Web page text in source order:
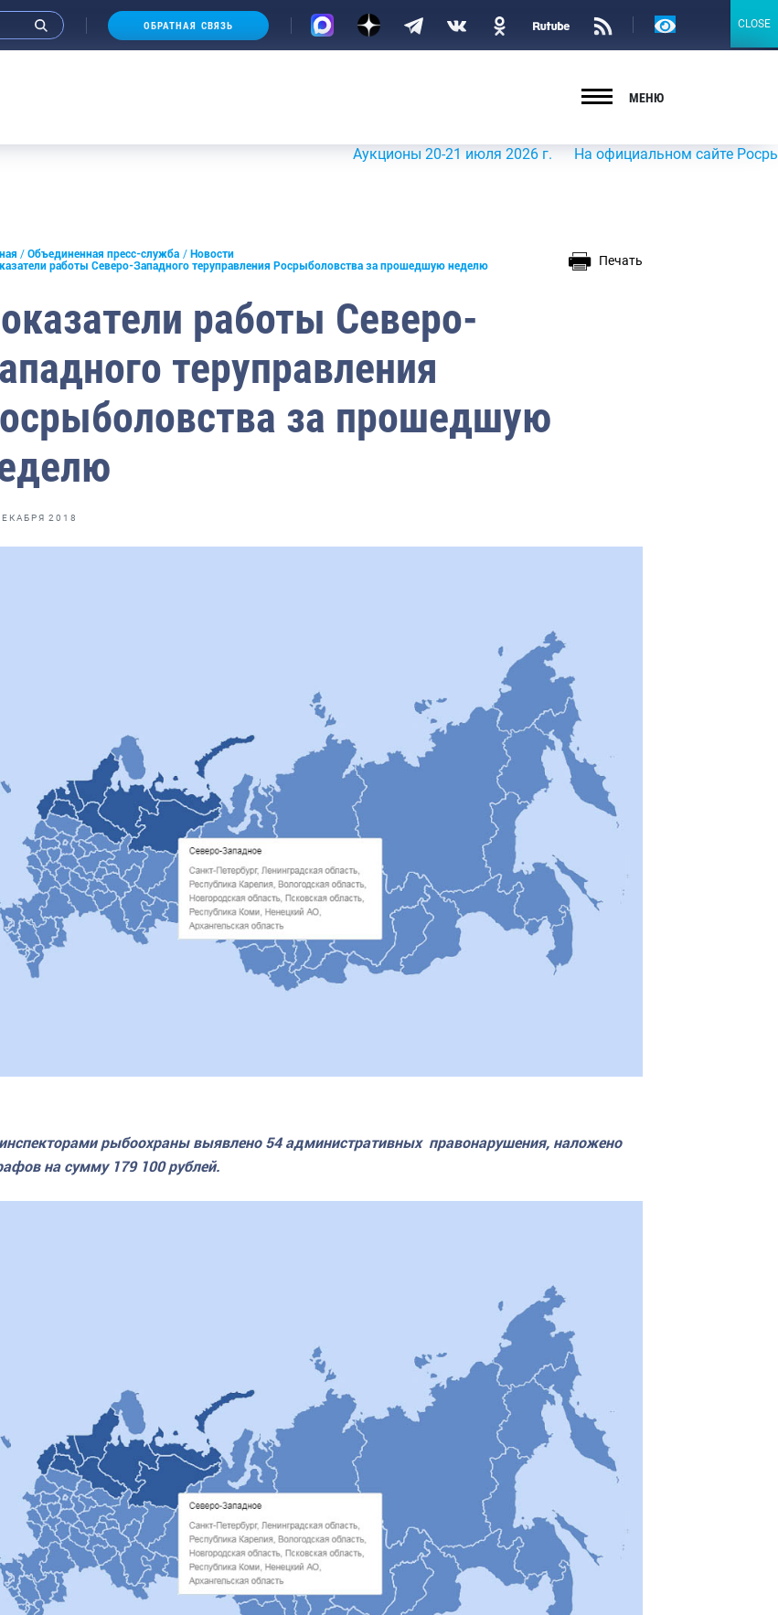
экспедиция
ОБРАТНАЯ СВЯЗЬ
Версия
МЕНЮ
Аукционы 20-21 июля 2026 г. На официальном сайте
Объединенная пресс-служба
Новости
работы Северо-Западного теруправления Росрыболовства за прошедшую неделю
Печать
работы Северо-
теруправления
за прошедшую
2018
рыбоохраны выявлено 54 административных правонарушения, наложено
на сумму 179 100 рублей.
CLOSE
CLOSE